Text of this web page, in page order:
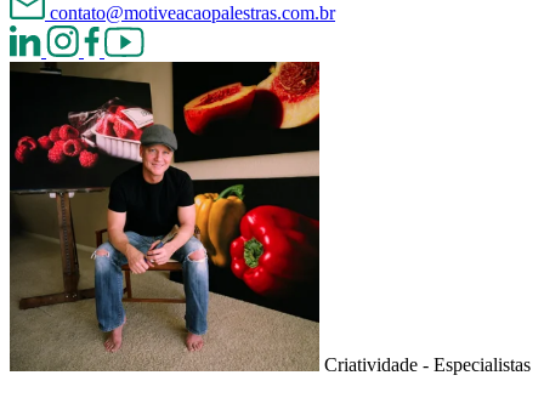
contato@motiveacaopalestras.com.br
Criatividade - Especialistas